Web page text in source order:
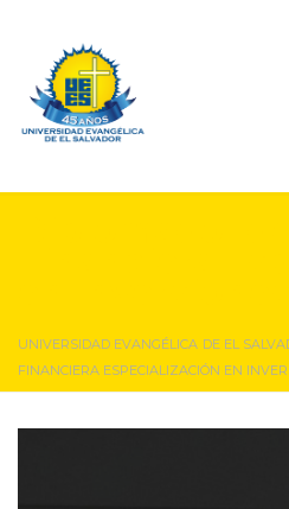
UNIVERSIDAD EVANGÉLICA DE EL
FINANCIERA ESPECIALIZACIÓN EN